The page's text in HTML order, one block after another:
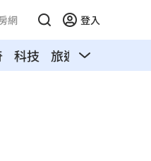
網 登入
科技 旅遊 汽車